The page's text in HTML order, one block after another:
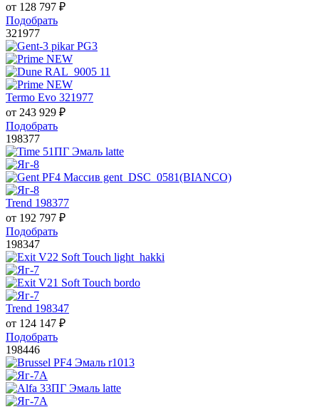
от 128 797 ₽
Подобрать
321977
Termo Evo 321977
от 243 929 ₽
Подобрать
198377
Trend 198377
от 192 797 ₽
Подобрать
198347
Trend 198347
от 124 147 ₽
Подобрать
198446